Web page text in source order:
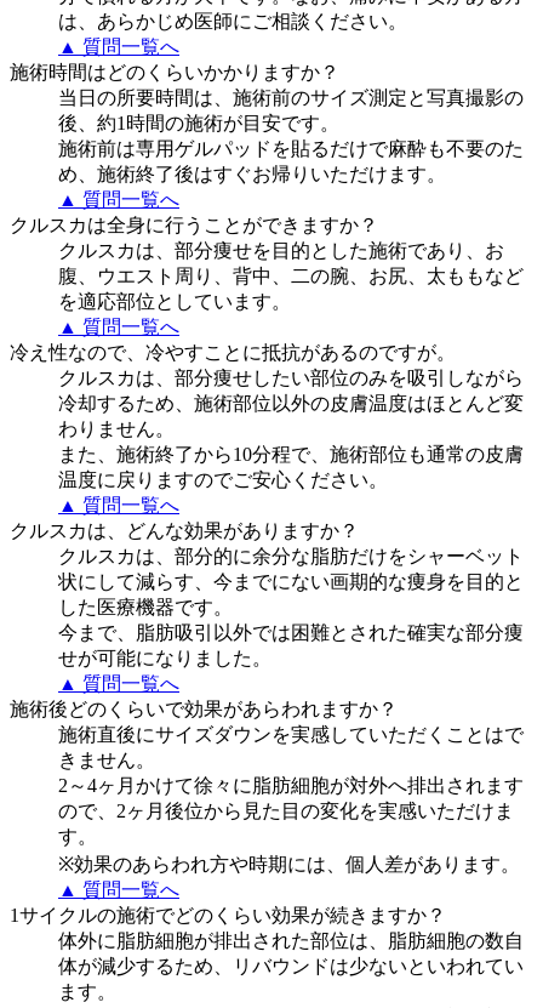
は、あらかじめ医師にご相談ください。
▲ 質問一覧へ
施術時間はどのくらいかかりますか？
当日の所要時間は、施術前のサイズ測定と写真撮影の
後、約1時間の施術が目安です。
施術前は専用ゲルパッドを貼るだけで麻酔も不要のた
め、施術終了後はすぐお帰りいただけます。
▲ 質問一覧へ
クルスカは全身に行うことができますか？
クルスカは、部分痩せを目的とした施術であり、お
腹、ウエスト周り、背中、二の腕、お尻、太ももなど
を適応部位としています。
▲ 質問一覧へ
冷え性なので、冷やすことに抵抗があるのですが。
クルスカは、部分痩せしたい部位のみを吸引しながら
冷却するため、施術部位以外の皮膚温度はほとんど変
わりません。
また、施術終了から10分程で、施術部位も通常の皮膚
温度に戻りますのでご安心ください。
▲ 質問一覧へ
クルスカは、どんな効果がありますか？
クルスカは、部分的に余分な脂肪だけをシャーベット
状にして減らす、今までにない画期的な痩身を目的と
した医療機器です。
今まで、脂肪吸引以外では困難とされた確実な部分痩
せが可能になりました。
▲ 質問一覧へ
施術後どのくらいで効果があらわれますか？
施術直後にサイズダウンを実感していただくことはで
きません。
2～4ヶ月かけて徐々に脂肪細胞が対外へ排出されます
ので、2ヶ月後位から見た目の変化を実感いただけま
す。
※効果のあらわれ方や時期には、個人差があります。
▲ 質問一覧へ
1サイクルの施術でどのくらい効果が続きますか？
体外に脂肪細胞が排出された部位は、脂肪細胞の数自
体が減少するため、リバウンドは少ないといわれてい
ます。